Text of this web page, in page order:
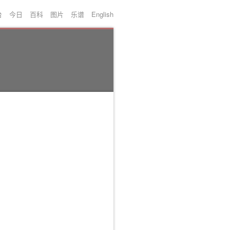
今日 百科 图片 乐谱 English